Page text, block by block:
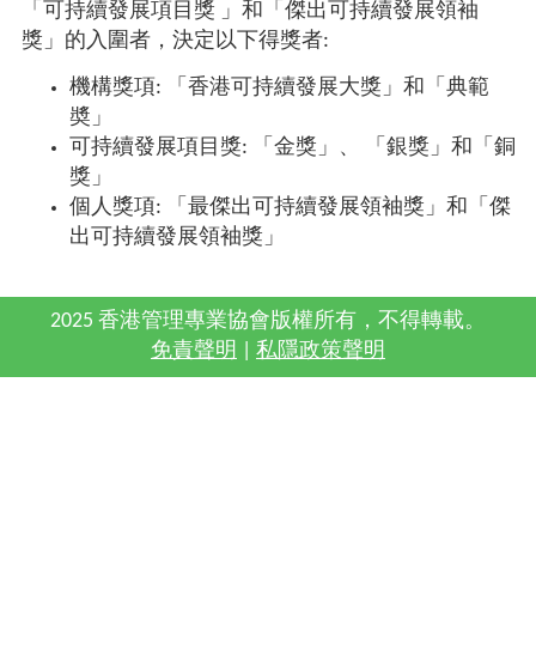
「可持續發展項目獎 」和「傑出可持續發展領袖
獎」的入圍者，決定以下得獎者:
機構獎項: 「香港可持續發展大獎」和「典範
奬」
可持續發展項目獎: 「金獎」、 「銀獎」和「銅
獎」
個人獎項: 「最傑出可持續發展領袖獎」和「傑
出可持續發展領袖獎」
2025 香港管理專業協會版權所有，不得轉載。
免責聲明
私隱政策聲明